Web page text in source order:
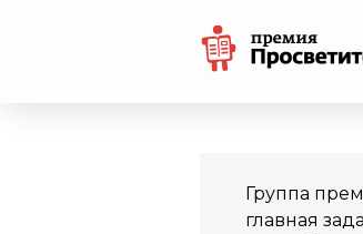
Группа
главная